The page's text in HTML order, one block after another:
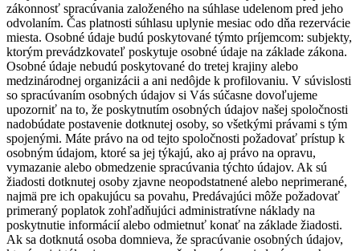
zákonnosť spracúvania založeného na súhlase udelenom pred jeho
odvolaním. Čas platnosti súhlasu uplynie mesiac odo dňa rezervácie
miesta. Osobné údaje budú poskytované týmto príjemcom: subjekty,
ktorým prevádzkovateľ poskytuje osobné údaje na základe zákona.
Osobné údaje nebudú poskytované do tretej krajiny alebo
medzinárodnej organizácii a ani nedôjde k profilovaniu. V súvislosti
so spracúvaním osobných údajov si Vás súčasne dovoľujeme
upozorniť na to, že poskytnutím osobných údajov našej spoločnosti
nadobúdate postavenie dotknutej osoby, so všetkými právami s tým
spojenými. Máte právo na od tejto spoločnosti požadovať prístup k
osobným údajom, ktoré sa jej týkajú, ako aj právo na opravu,
vymazanie alebo obmedzenie spracúvania týchto údajov. Ak sú
žiadosti dotknutej osoby zjavne neopodstatnené alebo neprimerané,
najmä pre ich opakujúcu sa povahu, Predávajúci môže požadovať
primeraný poplatok zohľadňujúci administratívne náklady na
poskytnutie informácií alebo odmietnuť konať na základe žiadosti.
Ak sa dotknutá osoba domnieva, že spracúvanie osobných údajov,